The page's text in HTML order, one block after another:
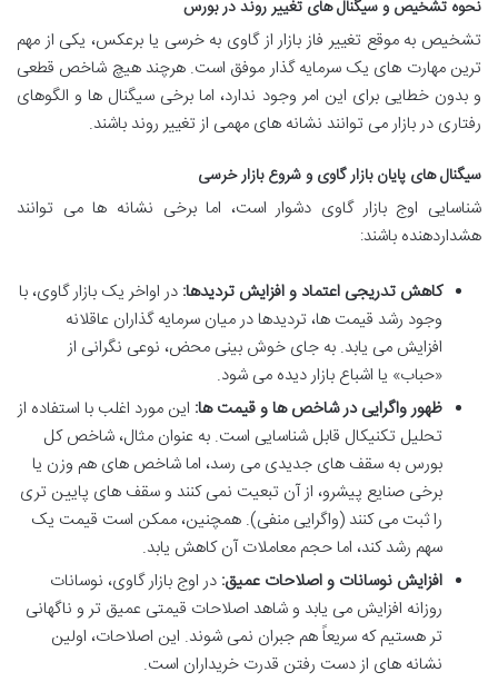
نحوه تشخیص و سیگنال های تغییر روند در بورس
تشخیص به موقع تغییر فاز بازار از گاوی به خرسی یا برعکس، یکی از مهم
ترین مهارت های یک سرمایه گذار موفق است. هرچند هیچ شاخص قطعی
و بدون خطایی برای این امر وجود ندارد، اما برخی سیگنال ها و الگوهای
رفتاری در بازار می توانند نشانه های مهمی از تغییر روند باشند.
سیگنال های پایان بازار گاوی و شروع بازار خرسی
شناسایی اوج بازار گاوی دشوار است، اما برخی نشانه ها می توانند
هشداردهنده باشند:
کاهش تدریجی اعتماد و افزایش تردیدها: در اواخر یک بازار گاوی، با
وجود رشد قیمت ها، تردیدها در میان سرمایه گذاران عاقلانه
افزایش می یابد. به جای خوش بینی محض، نوعی نگرانی از
«حباب» یا اشباع بازار دیده می شود.
ظهور واگرایی در شاخص ها و قیمت ها: این مورد اغلب با استفاده از
تحلیل تکنیکال قابل شناسایی است. به عنوان مثال، شاخص کل
بورس به سقف های جدیدی می رسد، اما شاخص های هم وزن یا
برخی صنایع پیشرو، از آن تبعیت نمی کنند و سقف های پایین تری
را ثبت می کنند (واگرایی منفی). همچنین، ممکن است قیمت یک
سهم رشد کند، اما حجم معاملات آن کاهش یابد.
افزایش نوسانات و اصلاحات عمیق: در اوج بازار گاوی، نوسانات
روزانه افزایش می یابد و شاهد اصلاحات قیمتی عمیق تر و ناگهانی
تر هستیم که سریعاً هم جبران نمی شوند. این اصلاحات، اولین
نشانه های از دست رفتن قدرت خریداران است.